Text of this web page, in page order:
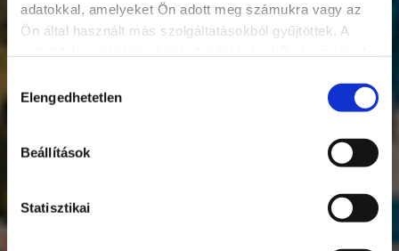
adatokkal, amelyeket Ön adott meg számukra vagy az
Ön által használt más szolgáltatásokból gyűjtöttek. A
kiválasztása
Elengedhetetlen
Beállítások
Statisztikai